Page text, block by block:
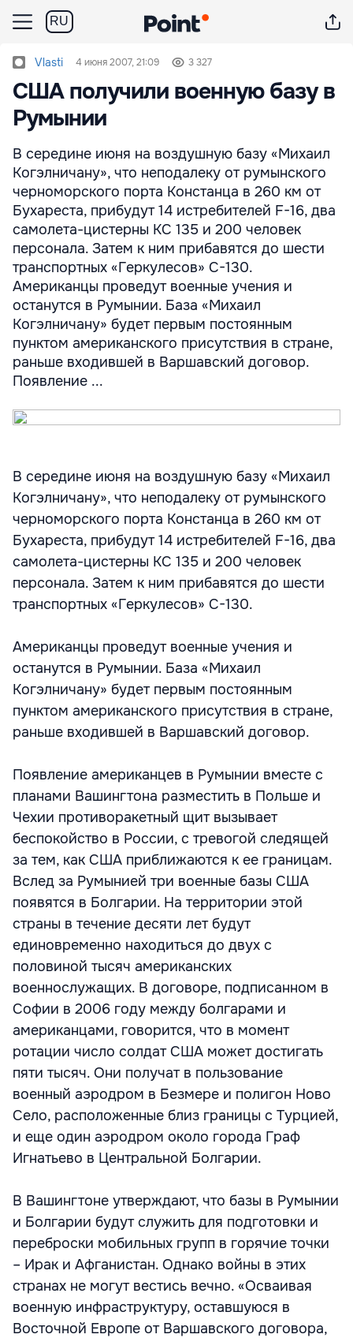
RU
Vlasti 4 июня 2007, 21:09 3 327
США получили военную базу в
Румынии
В середине июня на воздушную базу «Михаил
Когэлничану», что неподалеку от румынского
черноморского порта Констанца в 260 км от
Бухареста, прибудут 14 истребителей F-16, два
самолета-цистерны KC 135 и 200 человек
персонала. Затем к ним прибавятся до шести
транспортных «Геркулесов» С-130.
Американцы проведут военные учения и
останутся в Румынии. База «Михаил
Когэлничану» будет первым постоянным
пунктом американского присутствия в стране,
раньше входившей в Варшавский договор.
Появление ...
В середине июня на воздушную базу «Михаил
Когэлничану», что неподалеку от румынского
черноморского порта Констанца в 260 км от
Бухареста, прибудут 14 истребителей F-16, два
самолета-цистерны KC 135 и 200 человек
персонала. Затем к ним прибавятся до шести
транспортных «Геркулесов» С-130.
Американцы проведут военные учения и
останутся в Румынии. База «Михаил
Когэлничану» будет первым постоянным
пунктом американского присутствия в стране,
раньше входившей в Варшавский договор.
Появление американцев в Румынии вместе с
планами Вашингтона разместить в Польше и
Чехии противоракетный щит вызывает
беспокойство в России, с тревогой следящей
за тем, как США приближаются к ее границам.
Вслед за Румынией три военные базы США
появятся в Болгарии. На территории этой
страны в течение десяти лет будут
единовременно находиться до двух с
половиной тысяч американских
военнослужащих. В договоре, подписанном в
Софии в 2006 году между болгарами и
американцами, говорится, что в момент
ротации число солдат США может достигать
пяти тысяч. Они получат в пользование
военный аэродром в Безмере и полигон Ново
Село, расположенные близ границы с Турцией,
и еще один аэродром около города Граф
Игнатьево в Центральной Болгарии.
В Вашингтоне утверждают, что базы в Румынии
и Болгарии будут служить для подготовки и
переброски мобильных групп в горячие точки
– Ирак и Афганистан. Однако войны в этих
странах не могут вестись вечно. «Осваивая
военную инфраструктуру, оставшуюся в
Восточной Европе от Варшавского договора,